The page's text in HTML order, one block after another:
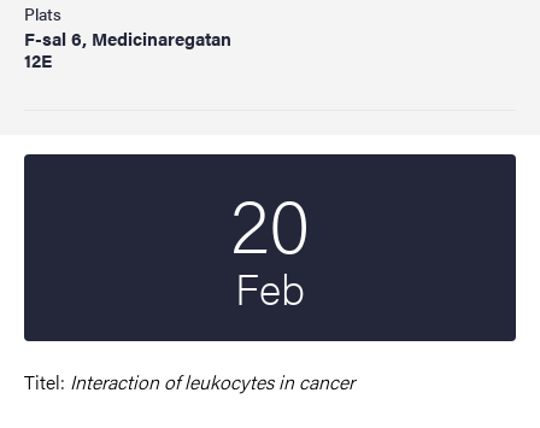
Plats
F-sal 6, Medicinaregatan
12E
20
Feb
Titel: Interaction of leukocytes in cancer